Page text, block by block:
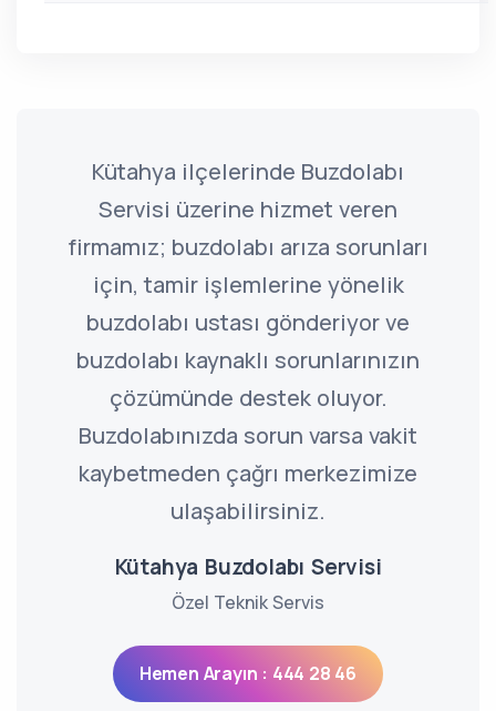
Kütahya ilçelerinde Buzdolabı
Servisi üzerine hizmet veren
firmamız; buzdolabı arıza sorunları
için, tamir işlemlerine yönelik
buzdolabı ustası gönderiyor ve
buzdolabı kaynaklı sorunlarınızın
çözümünde destek oluyor.
Buzdolabınızda sorun varsa vakit
kaybetmeden çağrı merkezimize
ulaşabilirsiniz.
Kütahya Buzdolabı Servisi
Özel Teknik Servis
Hemen Arayın : 444 28 46